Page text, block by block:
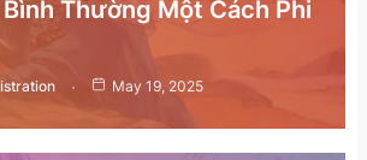
Thường Một Cách Phi
May 19, 2025